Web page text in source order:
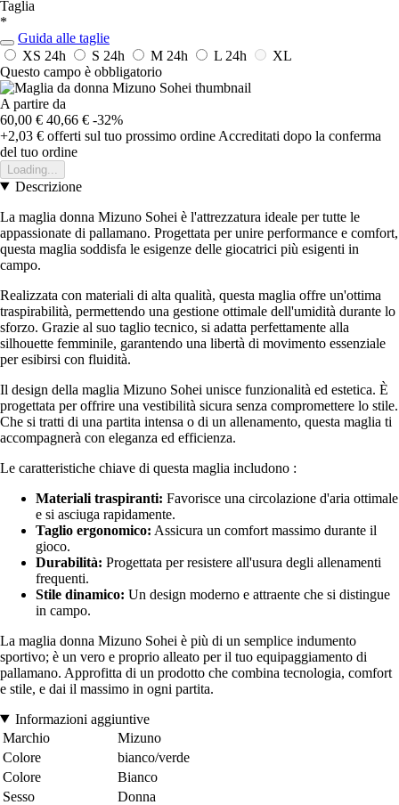
Taglia
*
Guida alle taglie
XS 24h S 24h M 24h L 24h
XL
Questo campo è obbligatorio
A partire da
60,00 € 40,66 € -32%
+2,03 € offerti sul tuo prossimo ordine Accreditati dopo la conferma
del tuo ordine
Loading...
Descrizione
La maglia donna Mizuno Sohei è l'attrezzatura ideale per tutte le
appassionate di pallamano. Progettata per unire performance e comfort,
questa maglia soddisfa le esigenze delle giocatrici più esigenti in
campo.
Realizzata con materiali di alta qualità, questa maglia offre un'ottima
traspirabilità, permettendo una gestione ottimale dell'umidità durante lo
sforzo. Grazie al suo taglio tecnico, si adatta perfettamente alla
silhouette femminile, garantendo una libertà di movimento essenziale
per esibirsi con fluidità.
Il design della maglia Mizuno Sohei unisce funzionalità ed estetica. È
progettata per offrire una vestibilità sicura senza compromettere lo stile.
Che si tratti di una partita intensa o di un allenamento, questa maglia ti
accompagnerà con eleganza ed efficienza.
Le caratteristiche chiave di questa maglia includono :
Materiali traspiranti: Favorisce una circolazione d'aria ottimale
e si asciuga rapidamente.
Taglio ergonomico: Assicura un comfort massimo durante il
gioco.
Durabilità: Progettata per resistere all'usura degli allenamenti
frequenti.
Stile dinamico: Un design moderno e attraente che si distingue
in campo.
La maglia donna Mizuno Sohei è più di un semplice indumento
sportivo; è un vero e proprio alleato per il tuo equipaggiamento di
pallamano. Approfitta di un prodotto che combina tecnologia, comfort
e stile, e dai il massimo in ogni partita.
Informazioni aggiuntive
Marchio
Mizuno
Colore
bianco/verde
Colore
Bianco
Sesso
Donna